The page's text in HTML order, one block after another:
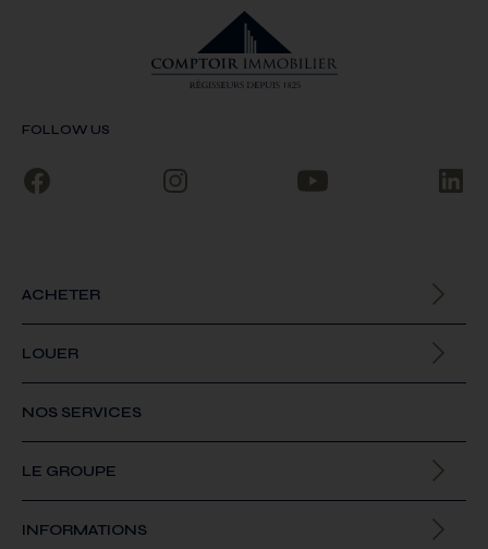
FOLLOW US
ACHETER
LOUER
NOS SERVICES
LE GROUPE
INFORMATIONS